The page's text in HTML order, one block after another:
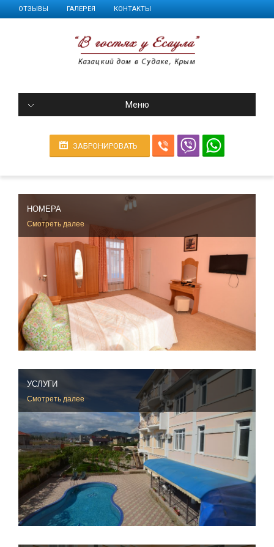
ОТЗЫВЫ ГАЛЕРЕЯ КОНТАКТЫ
Меню
ЗАБРОНИРОВАТЬ
НОМЕРА
Смотреть далее
УСЛУГИ
Смотреть далее